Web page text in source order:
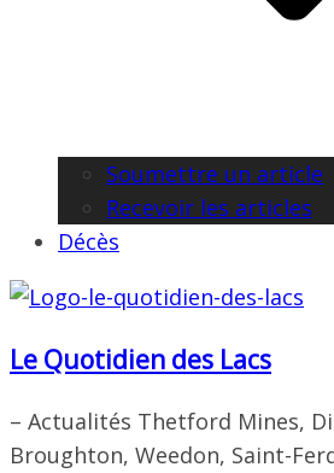
Soumettre un article
Recevoir les articles
Décès
Le Quotidien des Lacs
– Actualités Thetford Mines,
Broughton, Weedon, Saint-